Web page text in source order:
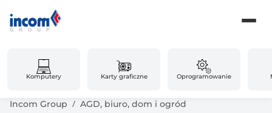
Komputery Karty graficzne Oprogramowanie
Incom Group AGD, biuro, dom i ogród